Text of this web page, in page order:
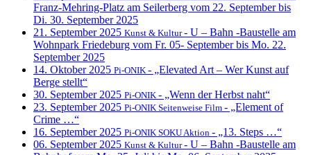
Franz-Mehring-Platz am Seilerberg vom 22. September bis
Di. 30. September 2025
21. September 2025 Kunst & Kultur- U – Bahn -Baustelle am
Wohnpark Friedeburg vom Fr. 05- September bis Mo. 22.
September 2025
14. Oktober 2025 Pi-ONIK - „Elevated Art – Wer Kunst auf
Berge stellt“
30. September 2025 Pi-ONIK - „Wenn der Herbst naht“
23. September 2025 Pi-ONIK Seitenweise Film - „Element of
Crime …“
16. September 2025 Pi-ONIK SOKU Aktion - „13. Steps …“
06. September 2025 Kunst & Kultur- U – Bahn -Baustelle am